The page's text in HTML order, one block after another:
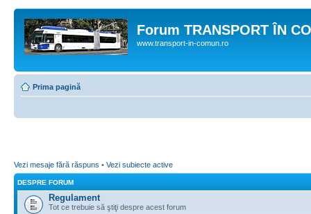
Forum TRANSPORT ÎN
www.transport-in-comun.ro
Prima pagină
Vezi mesaje fără răspuns • Vezi subiecte active
DESPRE FORUM
Regulament
Tot ce trebuie să ştiţi despre acest forum